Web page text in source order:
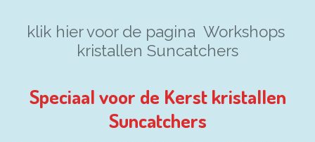
klik hier voor de pagina Workshops
kristallen Suncatchers
Speciaal voor de Kerst kristallen
Suncatchers